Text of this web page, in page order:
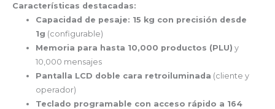
Características destacadas:
Capacidad de pesaje: 15 kg con precisión desde
1g (configurable)
Memoria para hasta 10,000 productos (PLU) y
10,000 mensajes
Pantalla LCD doble cara retroiluminada (cliente y
operador)
Teclado programable con acceso rápido a 164